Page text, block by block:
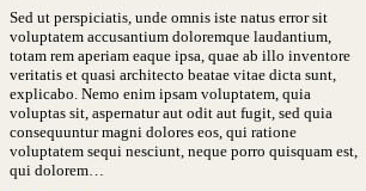
Sed ut perspiciatis, unde omnis iste natus error sit
voluptatem accusantium doloremque laudantium,
totam rem aperiam eaque ipsa, quae ab illo inventore
veritatis et quasi architecto beatae vitae dicta sunt,
explicabo. Nemo enim ipsam voluptatem, quia
voluptas sit, aspernatur aut odit aut fugit, sed quia
consequuntur magni dolores eos, qui ratione
voluptatem sequi nesciunt, neque porro quisquam est,
qui dolorem…